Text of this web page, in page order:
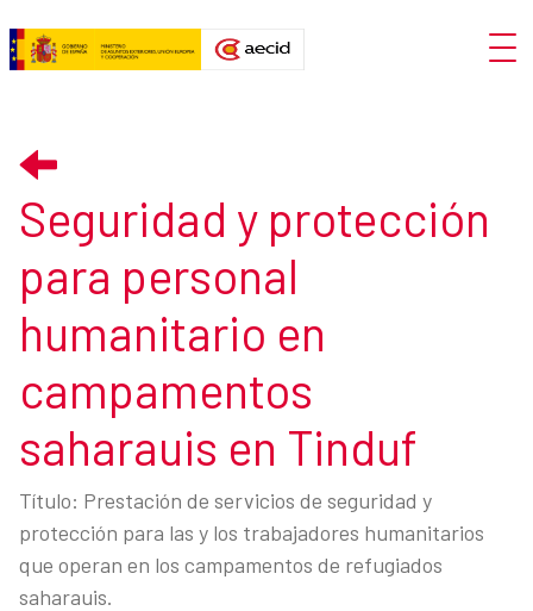
Seguridad y protección
para personal
humanitario en
campamentos
saharauis en Tinduf
Título: Prestación de servicios de seguridad y
protección para las y los trabajadores humanitarios
que operan en los campamentos de refugiados
saharauis.